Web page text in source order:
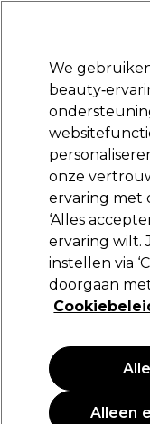
Merken Deals
Na
Colour Undo
Colour Undo
47,75 €
PROMOTIE
We
onze
ervaring met
‘Alles
ervaring wilt.
instellen via
doorgaan met
Alleen